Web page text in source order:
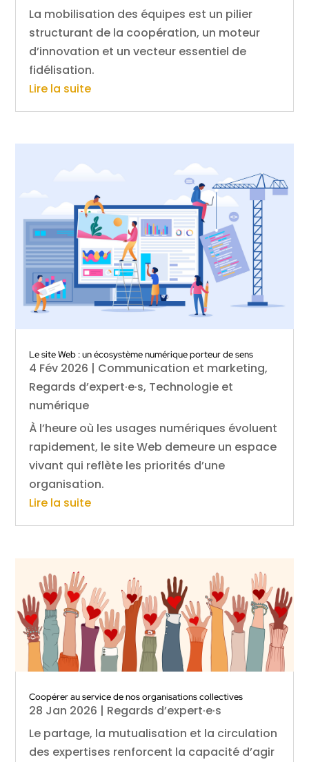
La mobilisation des équipes est un pilier
structurant de la coopération, un moteur
d’innovation et un vecteur essentiel de
fidélisation.
Lire la suite
Le site Web : un écosystème numérique porteur de sens
4 Fév 2026 | Communication et marketing,
Regards d’expert·e·s, Technologie et
numérique
À l’heure où les usages numériques évoluent
rapidement, le site Web demeure un espace
vivant qui reflète les priorités d’une
organisation.
Lire la suite
Coopérer au service de nos organisations collectives
28 Jan 2026 | Regards d’expert·e·s
Le partage, la mutualisation et la circulation
des expertises renforcent la capacité d’agir